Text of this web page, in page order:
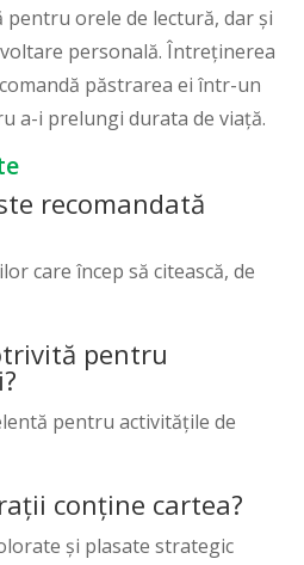
pentru orele de lectură, dar și
personală. Întreținerea
păstrarea ei într-un
a-i prelungi durata de viață.
recomandată
care încep să citească, de
pentru
pentru activitățile de
conține cartea?
și plasate strategic